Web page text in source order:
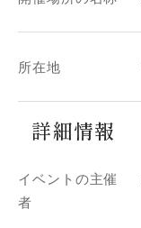
所在地
詳細情報
イベントの主催
者